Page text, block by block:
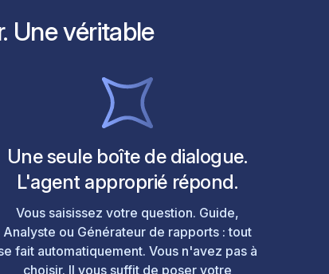
Une véritable
Une seule boîte de dialogue.
L'agent approprié répond.
Vous saisissez votre question. Guide,
Analyste ou Générateur de rapports : tout
fait automatiquement. Vous n'avez pas à
choisir. Il vous suffit de poser votre